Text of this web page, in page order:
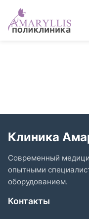
Клиника
Современный
опытными
оборудованием.
Контакты